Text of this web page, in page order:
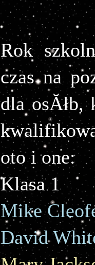
Rok
czas na
dla osĂłb,
oto i one:
Klasa 1
Mike
David